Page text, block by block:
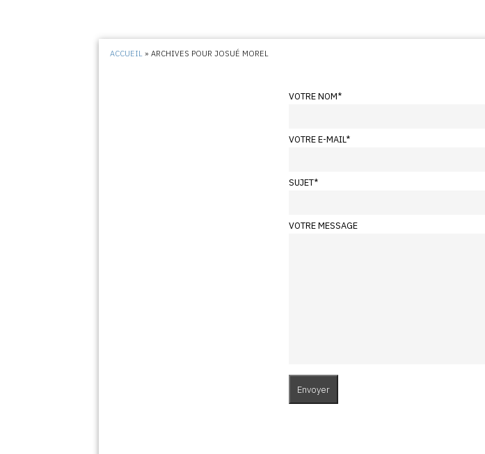
ACCUEIL »ARCHIVES POUR JOSUÉ MOREL
VOTRE NOM*
VOTRE E-MAIL*
SUJET*
VOTRE MESSAGE